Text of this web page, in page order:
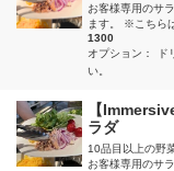
お客様専用のサ
ます。 ※こちら
1300
オプション：
ド
い。
【
ラダ
10品目以上の野
お客様専用のサ